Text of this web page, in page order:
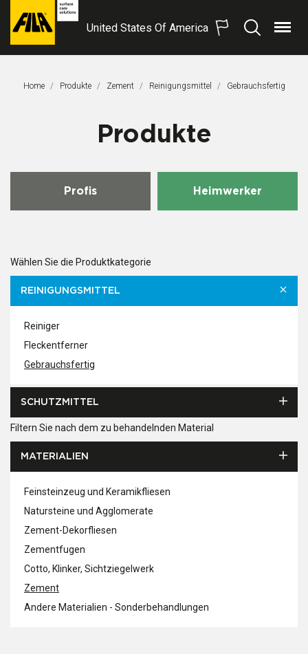
FILA
S.p.A.
United States Of America
SuchenMenü
Home Produkte Zement Reinigungsmittel Aktuelle Seite:
Gebrauchsfertig
Produkte
Profis Heimwerker
Wählen Sie die Produktkategorie
REINIGUNGSMITTEL
Reiniger
Fleckentferner
Gebrauchsfertig
SCHUTZMITTEL
Filtern Sie nach dem zu behandelnden Material
MATERIALIEN
Feinsteinzeug und Keramikfliesen
Natursteine und Agglomerate
Zement-Dekorfliesen
Zementfugen
Cotto, Klinker, Sichtziegelwerk
Zement
Andere Materialien - Sonderbehandlungen